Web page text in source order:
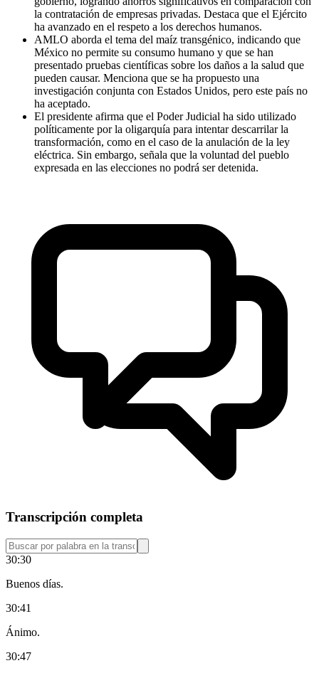
la contratación de empresas privadas. Destaca que el Ejército
ha avanzado en el respeto a los derechos humanos.
AMLO aborda el tema del maíz transgénico, indicando que
México no permite su consumo humano y que se han
presentado pruebas científicas sobre los daños a la salud que
pueden causar. Menciona que se ha propuesto una
investigación conjunta con Estados Unidos, pero este país no
ha aceptado.
El presidente afirma que el Poder Judicial ha sido utilizado
políticamente por la oligarquía para intentar descarrilar la
transformación, como en el caso de la anulación de la ley
eléctrica. Sin embargo, señala que la voluntad del pueblo
expresada en las elecciones no podrá ser detenida.
Transcripción completa
30:30
Buenos días.
30:41
Ánimo.
30:47